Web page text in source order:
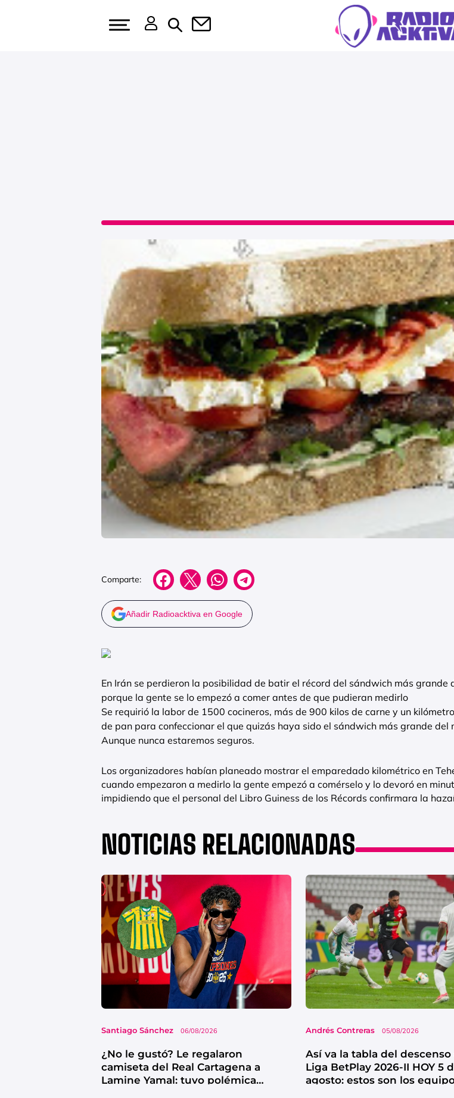
Comparte:
Añadir Radioacktiva en Google
En Irán se perdieron la posibilidad de batir el récord del sándwich más grande
porque la gente se lo empezó a comer antes de que pudieran medirlo
Se requirió la labor de 1500 cocineros, más de 900 kilos de carne y un
de pan para confeccionar el que quizás haya sido el sándwich más grande del
Aunque nunca estaremos seguros.
Los organizadores habían planeado mostrar el emparedado kilométrico en
cuando empezaron a medirlo la gente empezó a comérselo y lo devoró en
impidiendo que el personal del Libro Guiness de los Récords confirmara la
NOTICIAS RELACIONADAS
Santiago Sánchez 06/08/2026
¿No le gustó? Le regalaron
camiseta del Real Cartagena a
Lamine Yamal: tuvo polémica
Andrés Contreras 05/08/2026
Así va la tabla del descenso
Liga BetPlay 2026-II HOY 5
agosto: estos son los